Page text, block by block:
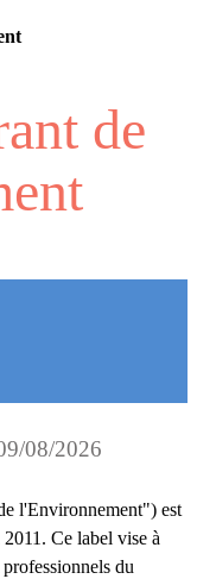
de
08/2026
Ce label vise à
du